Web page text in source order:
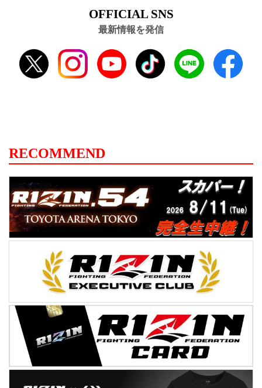
OFFICIAL SNS
最新情報を発信
RECOMMEND